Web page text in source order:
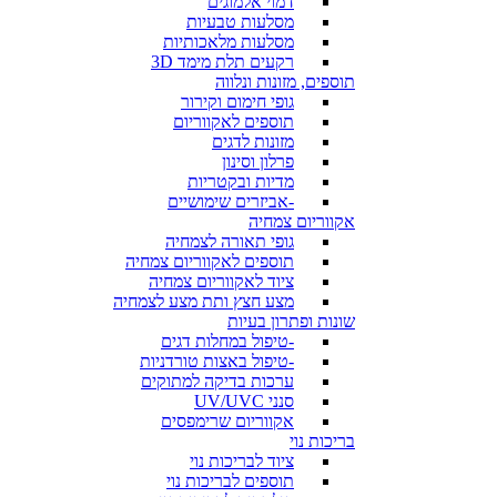
מסלעות טבעיות
מסלעות מלאכותיות
רקעים תלת מימד 3D
תוספים, מזונות ונלווה
גופי חימום וקירור
תוספים לאקווריום
מזונות לדגים
פרלון וסינון
מדיות ובקטריות
-אביזרים שימושיים
אקווריום צמחיה
גופי תאורה לצמחיה
תוספים לאקווריום צמחיה
ציוד לאקווריום צמחיה
מצע חצץ ותת מצע לצמחיה
שונות ופתרון בעיות
-טיפול במחלות דגים
-טיפול באצות טורדניות
ערכות בדיקה למתוקים
סנני UV/UVC
אקווריום שרימפסים
בריכות נוי
ציוד לבריכות נוי
תוספים לבריכות נוי